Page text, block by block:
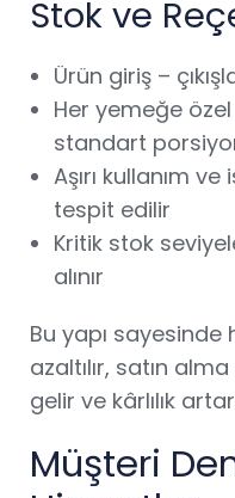
Stok ve
Ürün giriş –
Her yemeğe
standart
Aşırı kullanım
tespit edilir
Kritik stok
alınır
Bu yapı sayesinde
azaltılır, satın
gelir ve kârlılık
Müşteri